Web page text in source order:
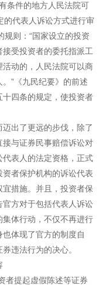
条件的地方人民法院可
的代表人诉讼方式进行审
则：“国家设立的投资
受投资者的委托指派工
动的，人民法院可以商
”《九民纪要》的前述
四条的规定，使投资者
出了更远的步伐，除了
与证券民事赔偿诉讼对
表人的法定资格，正式
者保护机构的诉讼代表
措施。并且，投资者保
方对于包括代表人诉讼
体行动，不仅不再进行
体现了官方的制度自
违法行为的决心。
者提起虚假陈述等证券